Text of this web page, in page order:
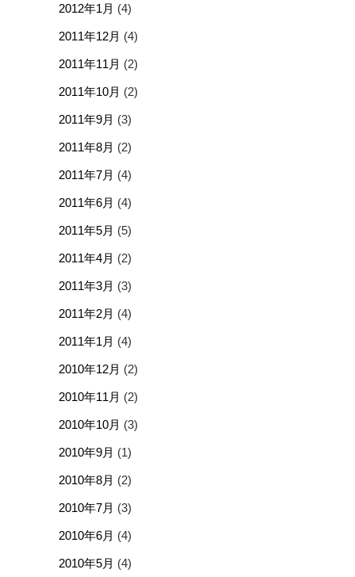
2012年1月 (4)
2011年12月 (4)
2011年11月 (2)
2011年10月 (2)
2011年9月 (3)
2011年8月 (2)
2011年7月 (4)
2011年6月 (4)
2011年5月 (5)
2011年4月 (2)
2011年3月 (3)
2011年2月 (4)
2011年1月 (4)
2010年12月 (2)
2010年11月 (2)
2010年10月 (3)
2010年9月 (1)
2010年8月 (2)
2010年7月 (3)
2010年6月 (4)
2010年5月 (4)